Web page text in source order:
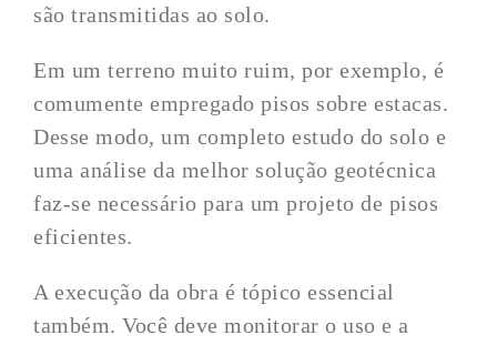
são transmitidas ao solo.
Em um terreno muito ruim, por exemplo, é
comumente empregado pisos sobre estacas.
Desse modo, um completo estudo do solo e
uma análise da melhor solução geotécnica
faz-se necessário para um projeto de pisos
eficientes.
A execução da obra é tópico essencial
também. Você deve monitorar o uso e a